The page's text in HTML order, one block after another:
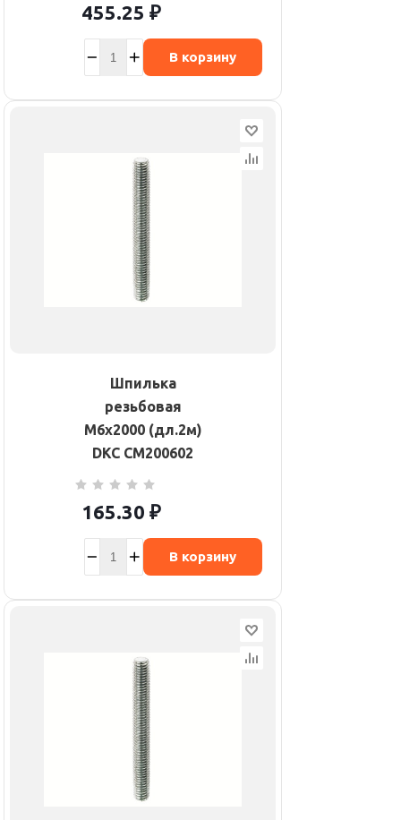
455.25 ₽
В корзину
Шпилька
резьбовая
М6х2000 (дл.2м)
DKC CM200602
165.30 ₽
В корзину